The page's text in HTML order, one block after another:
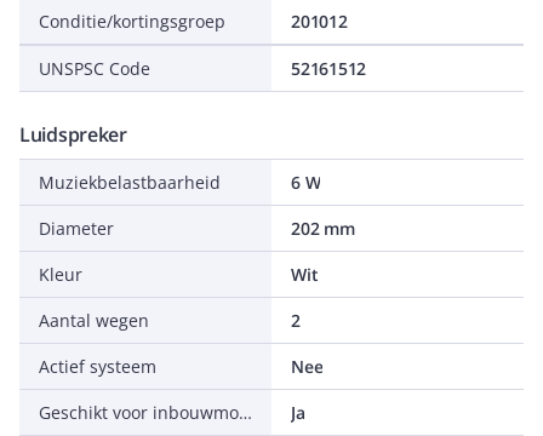
Conditie/kortingsgroep 201012
UNSPSC Code 52161512
Luidspreker
Muziekbelastbaarheid
6 W
Diameter
202 mm
Kleur
Wit
Aantal wegen
2
Actief systeem
Nee
Geschikt voor inbouwmontage
Ja